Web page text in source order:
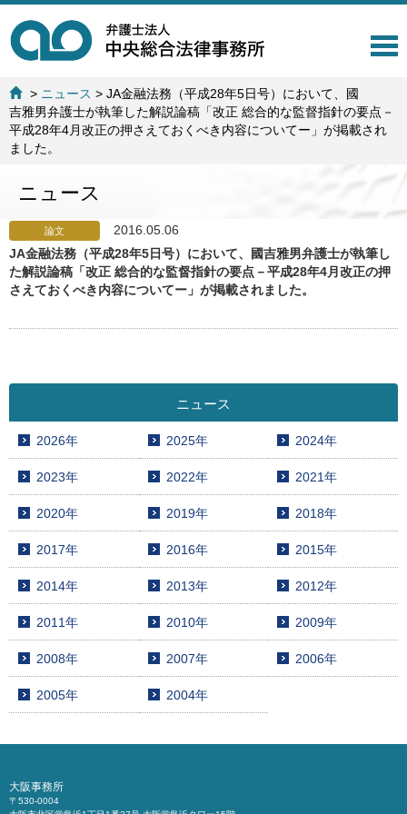
T
l
e
t
i
> ニュース >JA金融法務（平成28年5日号）において、國
吉雅男弁護士が執筆した解説論稿「改正 総合的な監督指針の要点－
平成28年4月改正の押さえておくべき内容についてー」が掲載され
ました。
ニュース
論文
2016.05.06
JA金融法務（平成28年5日号）において、國吉雅男弁護士が執筆し
た解説論稿「改正 総合的な監督指針の要点－平成28年4月改正の押
さえておくべき内容についてー」が掲載されました。
ニュース
2026年 2025年 2024年
2023年 2022年 2021年
2020年 2019年 2018年
2017年 2016年 2015年
2014年 2013年 2012年
2011年 2010年 2009年
2008年 2007年 2006年
2005年 2004年
大阪事務所
〒530-0004